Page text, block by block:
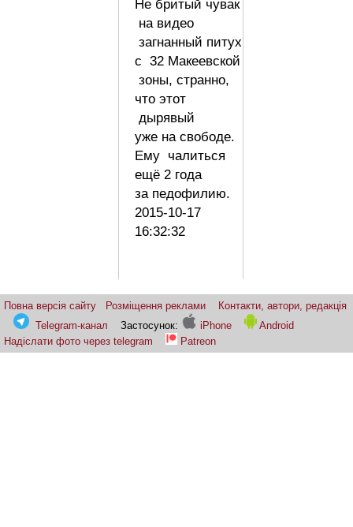
Не бритый чувак
на видео
загнанный питух
с 32 Макеевской
зоны, странно,
что этот
дырявый
уже на свободе.
Ему чалиться
ещё 2 года
за педофилию.
2015-10-17
16:32:32
Повна версія сайту Розміщення реклами
Контакти, автори, редакція
Telegram-канал
Застосунок: iPhone
Android
Надіслати фото через telegram
Patreon